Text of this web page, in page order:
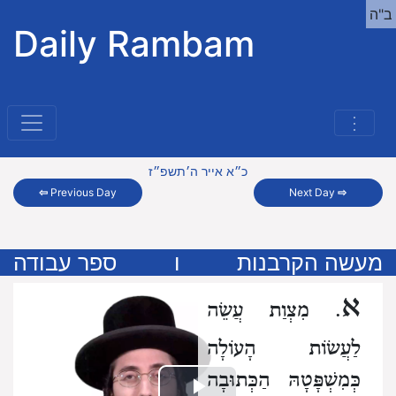
Daily Rambam
⋮
ב"ה
⇦ Previous Day
כ״א אייר ה׳תשפ״ז
Next Day⇨
מעשה הקרבנות ו ספר עבודה
א. מִצְוַת עֲשֵׂה
לַעֲשׂוֹת הָעוֹלָה
כְּמִשְׁפָּטָהּ הַכְּתוּבָה